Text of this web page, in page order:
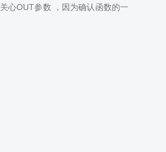
心OUT参数 ，因为确认函数的一